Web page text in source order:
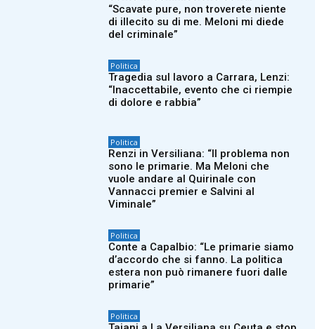
“Scavate pure, non troverete niente
di illecito su di me. Meloni mi diede
del criminale”
Politica
Tragedia sul lavoro a Carrara, Lenzi:
“Inaccettabile, evento che ci riempie
di dolore e rabbia”
Politica
Renzi in Versiliana: “Il problema non
sono le primarie. Ma Meloni che
vuole andare al Quirinale con
Vannacci premier e Salvini al
Viminale”
Politica
Conte a Capalbio: “Le primarie siamo
d’accordo che si fanno. La politica
estera non può rimanere fuori dalle
primarie”
Politica